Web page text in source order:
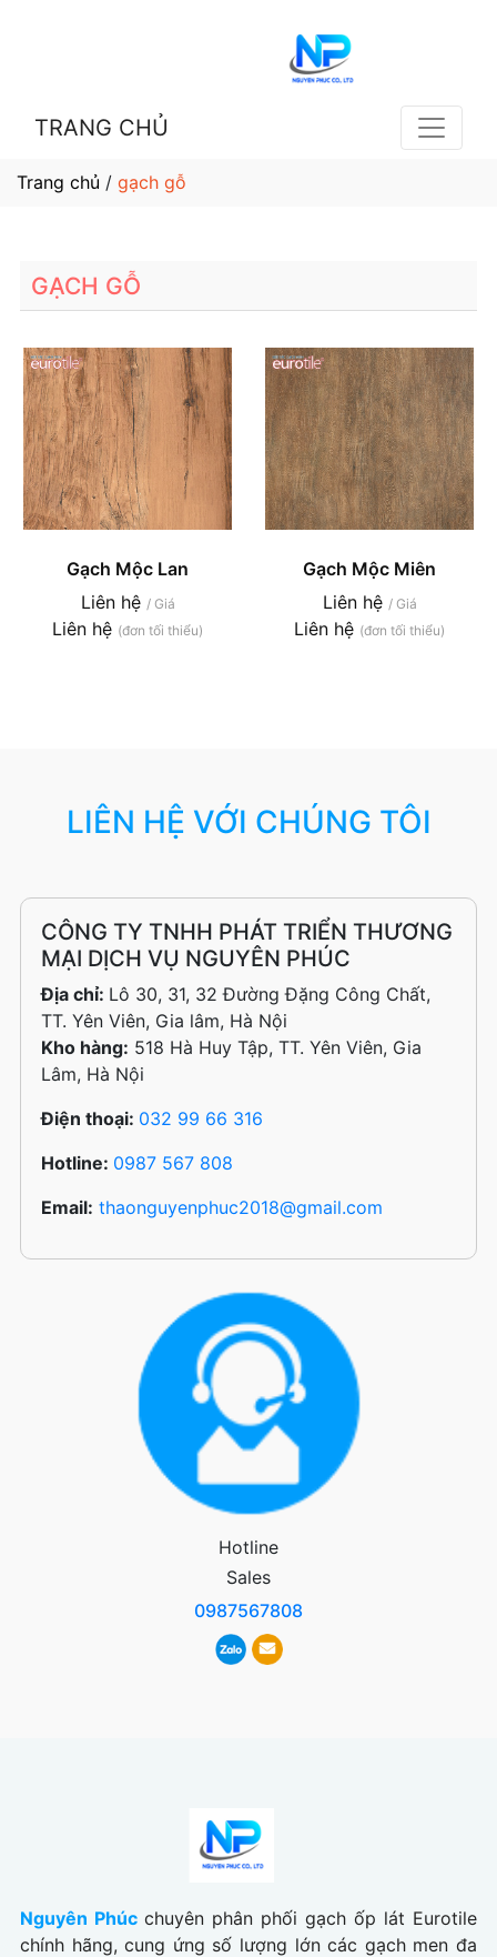
TRANG CHỦ
Trang chủ / gạch gỗ
GẠCH GỖ
Gạch Mộc Lan
Liên hệ / Giá
Liên hệ (đơn tối thiểu)
Gạch Mộc Miên
Liên hệ / Giá
Liên hệ (đơn tối thiểu)
LIÊN HỆ VỚI CHÚNG TÔI
CÔNG TY TNHH PHÁT TRIỂN THƯƠNG
MẠI DỊCH VỤ NGUYÊN PHÚC
Địa chỉ: Lô 30, 31, 32 Đường Đặng Công Chất,
TT. Yên Viên, Gia lâm, Hà Nội
Kho hàng: 518 Hà Huy Tập, TT. Yên Viên, Gia
Lâm, Hà Nội
Điện thoại: 032 99 66 316
Hotline: 0987 567 808
Email: thaonguyenphuc2018@gmail.com
Hotline
Sales
0987567808
Nguyên Phúc chuyên phân phối gạch ốp lát Eurotile
chính hãng, cung ứng số lượng lớn các gạch men đa